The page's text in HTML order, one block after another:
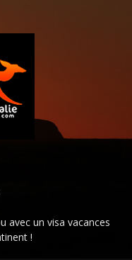
avec un visa vacances
!